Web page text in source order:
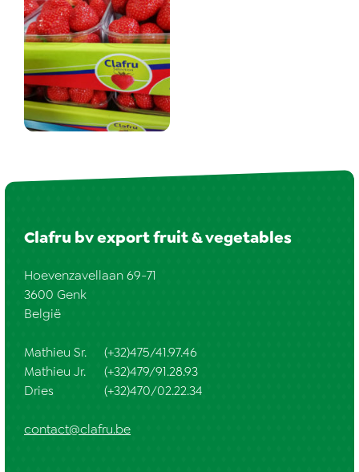
Clafru bv export fruit & vegetables
Hoevenzavellaan 69-71
3600 Genk
België
Mathieu Sr.
(+32)475/41.97.46
Mathieu Jr.
(+32)479/91.28.93
Dries
(+32)470/02.22.34
contact@clafru.be